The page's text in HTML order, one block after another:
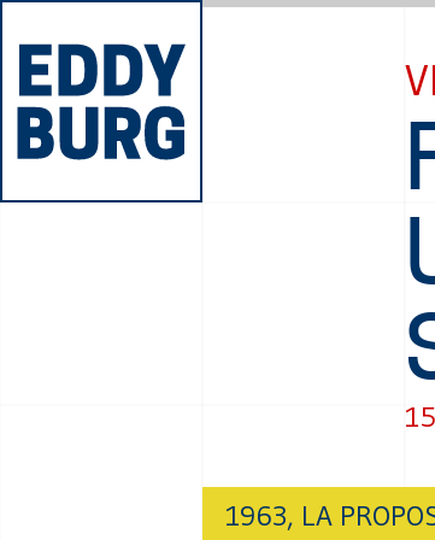
1963, LA